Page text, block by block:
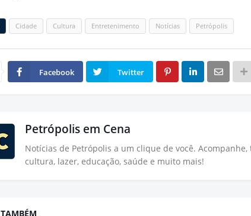
Cidade Cultura Entretenimento Notícias Petrópolis
Facebook Twitter
Petrópolis em Cena
Notícias de Petrópolis a um clique de você.
cultura, lazer, educação, saúde e muito mais!